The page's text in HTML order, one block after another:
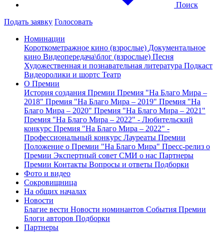
Поиск
Подать заявку Голосовать
Номинации
Короткометражное кино (взрослые) Документальное
кино Видеопередача\блог (взрослые) Песня
Художественная и познавательная литература Подкаст
Видеоролики и шортс Театр
О Премии
История создания Премии Премия "На Благо Мира –
2018" Премия "На Благо Мира – 2019" Премия "На
Благо Мира – 2020" Премия "На Благо Мира – 2021"
Премия "На Благо Мира – 2022" - Любительский
конкурс Премия "На Благо Мира – 2022" -
Профессиональный конкурс Лауреаты Премии
Положение о Премии "На Благо Мира" Пресс-релиз о
Премии Экспертный совет СМИ о нас Партнеры
Премии Контакты Вопросы и ответы Подборки
Фото и видео
Сокровищница
На общих началах
Новости
Благие вести Новости номинантов События Премии
Блоги авторов Подборки
Партнеры